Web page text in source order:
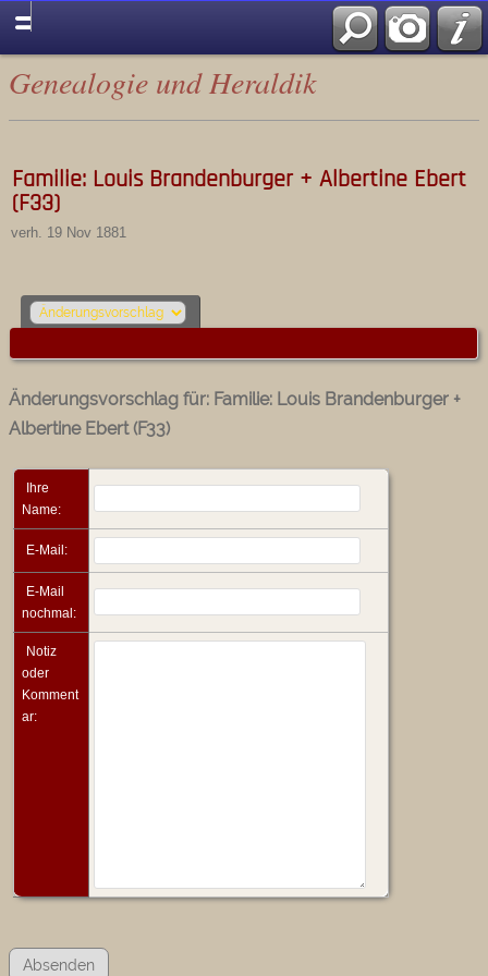
Genealogie und Heraldik
Familie: Louis Brandenburger + Albertine Ebert
(F33)
verh. 19 Nov 1881
Änderungsvorschlag für: Familie: Louis Brandenburger +
Albertine Ebert (F33)
Ihre
Name:
E-Mail:
E-Mail
nochmal:
Notiz
oder
Komment
ar: